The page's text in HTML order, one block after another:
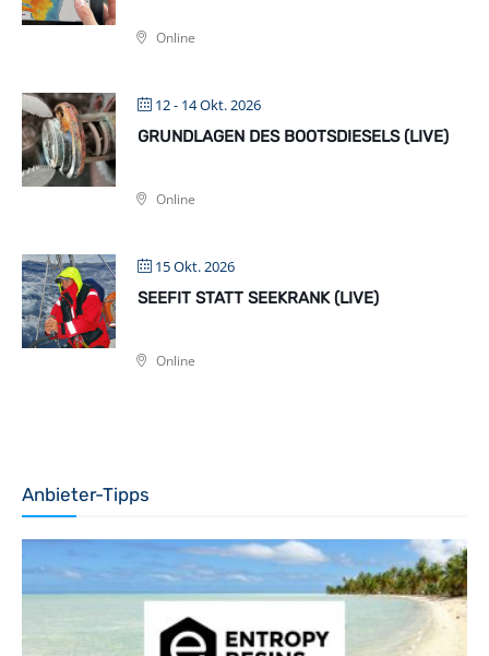
Online
12 - 14 Okt. 2026
GRUNDLAGEN DES BOOTSDIESELS (LIVE)
Online
15 Okt. 2026
SEEFIT STATT SEEKRANK (LIVE)
Online
Anbieter-Tipps